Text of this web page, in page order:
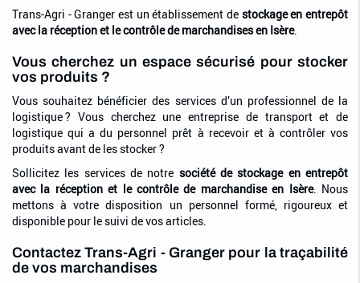
Trans-Agri - Granger est un établissement de stockage en entrepôt
avec la réception et le contrôle de marchandises en Isère.
Vous cherchez un espace sécurisé pour stocker
vos produits ?
Vous souhaitez bénéficier des services d’un professionnel de la
logistique ? Vous cherchez une entreprise de transport et de
logistique qui a du personnel prêt à recevoir et à contrôler vos
produits avant de les stocker ?
Sollicitez les services de notre société de stockage en entrepôt
avec la réception et le contrôle de marchandise en Isère. Nous
mettons à votre disposition un personnel formé, rigoureux et
disponible pour le suivi de vos articles.
Contactez Trans-Agri - Granger pour la traçabilité
de vos marchandises